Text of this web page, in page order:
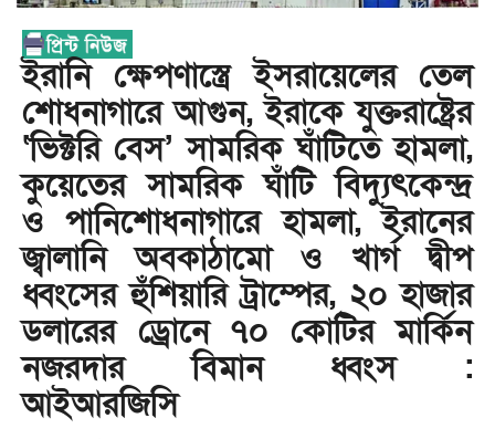
ইরানি ক্ষেপণাস্ত্রে ইসরায়েলের তেল
শোধনাগারে আগুন, ইরাকে যুক্তরাষ্ট্রের
‘ভিক্টরি বেস’ সামরিক ঘাঁটিতে হামলা,
কুয়েতের সামরিক ঘাঁটি বিদ্যুৎকেন্দ্র
ও পানিশোধনাগারে হামলা, ইরানের
জ্বালানি অবকাঠামো ও খার্গ দ্বীপ
ধ্বংসের হুঁশিয়ারি ট্রাম্পের, ২০ হাজার
ডলারের ড্রোনে ৭০ কোটির মার্কিন
নজরদার বিমান ধ্বংস :
আইআরজিসি